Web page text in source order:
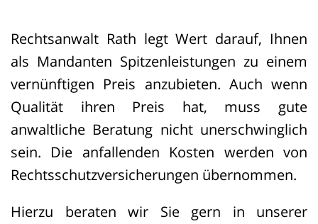
Rechtsanwalt Rath legt Wert darauf, Ihnen
als Mandanten Spitzenleistungen zu einem
vernünftigen Preis anzubieten. Auch wenn
Qualität ihren Preis hat, muss gute
anwaltliche Beratung nicht unerschwinglich
sein. Die anfallenden Kosten werden von
Rechtsschutzversicherungen übernommen.
Hierzu beraten wir Sie gern in unserer